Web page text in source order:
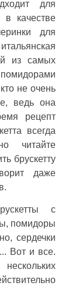
для
качестве
для
из самых
помидорами
не очень
ведь она
рецепт
всегда
читайте
брускетту
даже
с
помидоры
сердечки
Вот и все.